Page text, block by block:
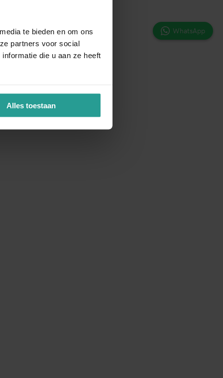
te bieden en om ons
partners voor social
die u aan ze heeft
Alles toestaan
WhatsApp